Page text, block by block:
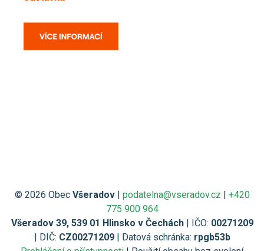
© 2026 Obec Všeradov| podatelna@vseradov.cz | +420
775 900 964
Všeradov 39, 539 01 Hlinsko v Čechách| IČO: 00271209
| DIČ: CZ00271209| Datová schránka: rpgb53b